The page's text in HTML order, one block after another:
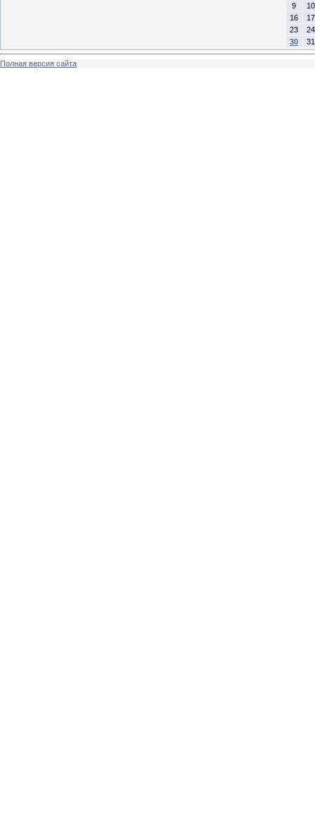
9
10
16
17
23
24
30
31
Полная версия сайта